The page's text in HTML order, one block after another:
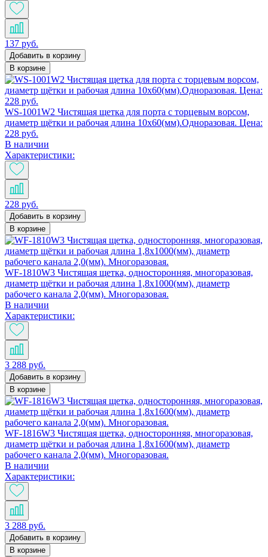
137 руб.
Добавить в корзину
В корзине
WS-1001W2 Чистящая щетка для порта с торцевым ворсом,
диаметр щётки и рабочая длина 10х60(мм).Одноразовая. Цена:
228 руб.
В наличии
Характеристики:
228 руб.
Добавить в корзину
В корзине
WF-1810W3 Чистящая щетка, односторонняя, многоразовая,
диаметр щётки и рабочая длина 1,8х1000(мм), диаметр
рабочего канала 2,0(мм). Многоразовая.
В наличии
Характеристики:
3 288 руб.
Добавить в корзину
В корзине
WF-1816W3 Чистящая щетка, односторонняя, многоразовая,
диаметр щётки и рабочая длина 1,8х1600(мм), диаметр
рабочего канала 2,0(мм). Многоразовая.
В наличии
Характеристики:
3 288 руб.
Добавить в корзину
В корзине